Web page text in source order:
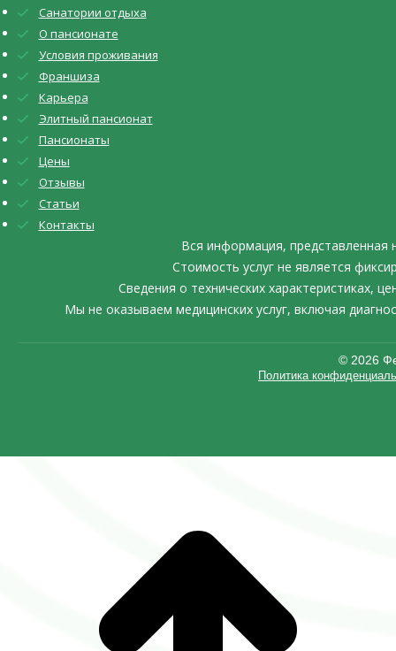
Санатории отдыха
О пансионате
Условия проживания
Франшиза
Карьера
Элитный пансионат
Пансионаты
Цены
Отзывы
Статьи
Контакты
Вся информация, представленная
Стоимость услуг не является
Сведения о технических характеристиках,
Мы не оказываем медицинских услуг, включая
©️ 2026
Политика